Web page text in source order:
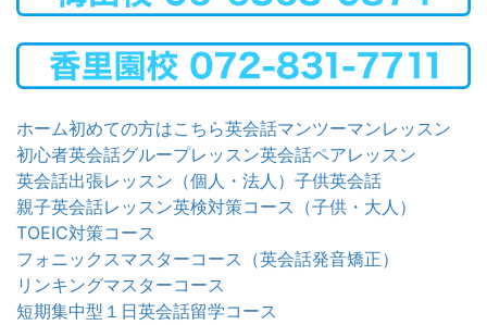
ホーム初めての方はこちら英会話マンツーマンレッスン
初心者英会話グループレッスン英会話ペアレッスン
英会話出張レッスン（個人・法人） 子供英会話
親子英会話レッスン英検対策コース（子供・大人）
TOEIC対策コース
フォニックスマスターコース（英会話発音矯正）
リンキングマスターコース
短期集中型１日英会話留学コース